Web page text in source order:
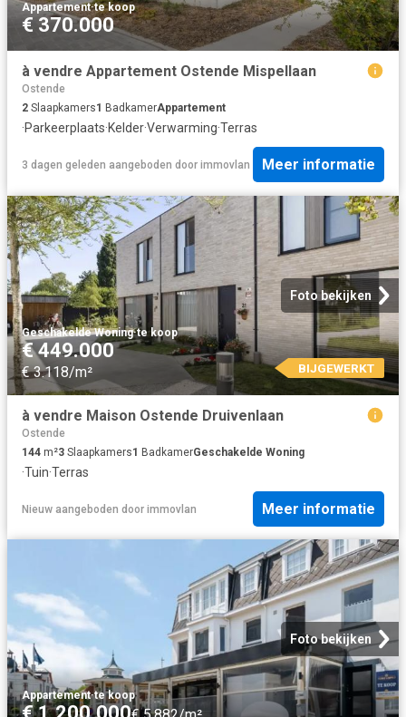
Appartement·te koop
€ 370.000
à vendre Appartement Ostende Mispellaan
Ostende
2 Slaapkamers1 BadkamerAppartement
·Parkeerplaats·Kelder·Verwarming·Terras
3 dagen geleden aangeboden door immovlan Meer informatie
Foto bekijken
Geschakelde Woning·te koop
€ 449.000
€ 3.118/m² BIJGEWERKT
à vendre Maison Ostende Druivenlaan
Ostende
144 m²3 Slaapkamers1 BadkamerGeschakelde Woning
·Tuin·Terras
Nieuw aangeboden door immovlan Meer informatie
Foto bekijken
Appartement·te koop